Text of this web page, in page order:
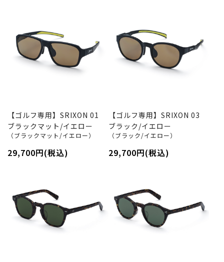
【ゴルフ専用】SRIXON 01
ブラックマット/イエロー
（ブラックマット/イエロー）
29,700円(税込)
【ゴルフ専用】SRIXON 03
ブラック/イエロー
（ブラック/イエロー）
29,700円(税込)